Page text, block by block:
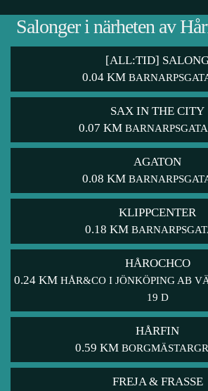
Salonger i närheten av
[ALL:TID]
0.04 KM
SAX IN THE CITY
0.07 KM
AGATON
0.08 KM
KLIPPCENTER
0.18 KM
HÅROCHCO
0.24 KM HÅR&CO I JÖNKÖPING AB
19 D
HÅRFIN
0.59 KM
FREJA & FRASSE